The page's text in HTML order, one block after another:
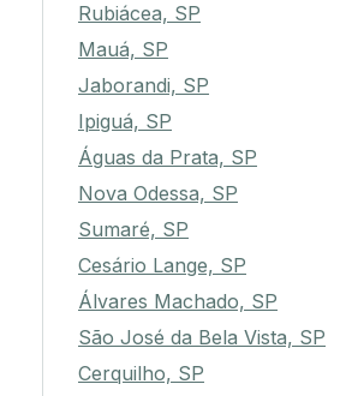
Rubiácea, SP
Mauá, SP
Jaborandi, SP
Ipiguá, SP
Águas da Prata, SP
Nova Odessa, SP
Sumaré, SP
Cesário Lange, SP
Álvares Machado, SP
São José da Bela Vista, SP
Cerquilho, SP